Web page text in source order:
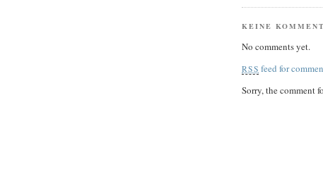
KEINE
No comments yet.
RSS feed for
Sorry, the comment